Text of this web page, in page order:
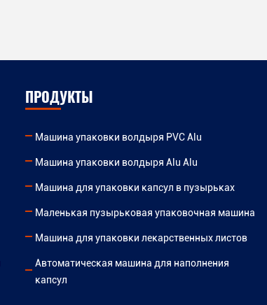
ПРОДУКТЫ
Машина упаковки волдыря PVC Alu
Машина упаковки волдыря Alu Alu
Машина для упаковки капсул в пузырьках
Маленькая пузырьковая упаковочная машина
Машина для упаковки лекарственных листов
Автоматическая машина для наполнения
капсул